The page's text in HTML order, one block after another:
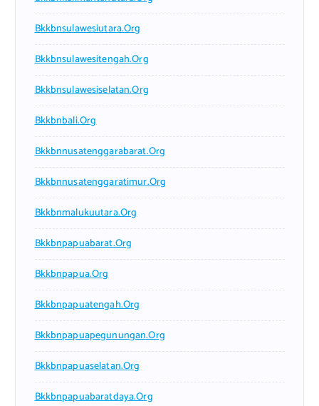
Bkkbnsulawesiutara.org
Bkkbnsulawesitengah.org
Bkkbnsulawesiselatan.org
Bkkbnbali.org
Bkkbnnusatenggarabarat.org
Bkkbnnusatenggaratimur.org
Bkkbnmalukuutara.org
Bkkbnpapuabarat.org
Bkkbnpapua.org
Bkkbnpapuatengah.org
Bkkbnpapuapegunungan.org
Bkkbnpapuaselatan.org
Bkkbnpapuabaratdaya.org